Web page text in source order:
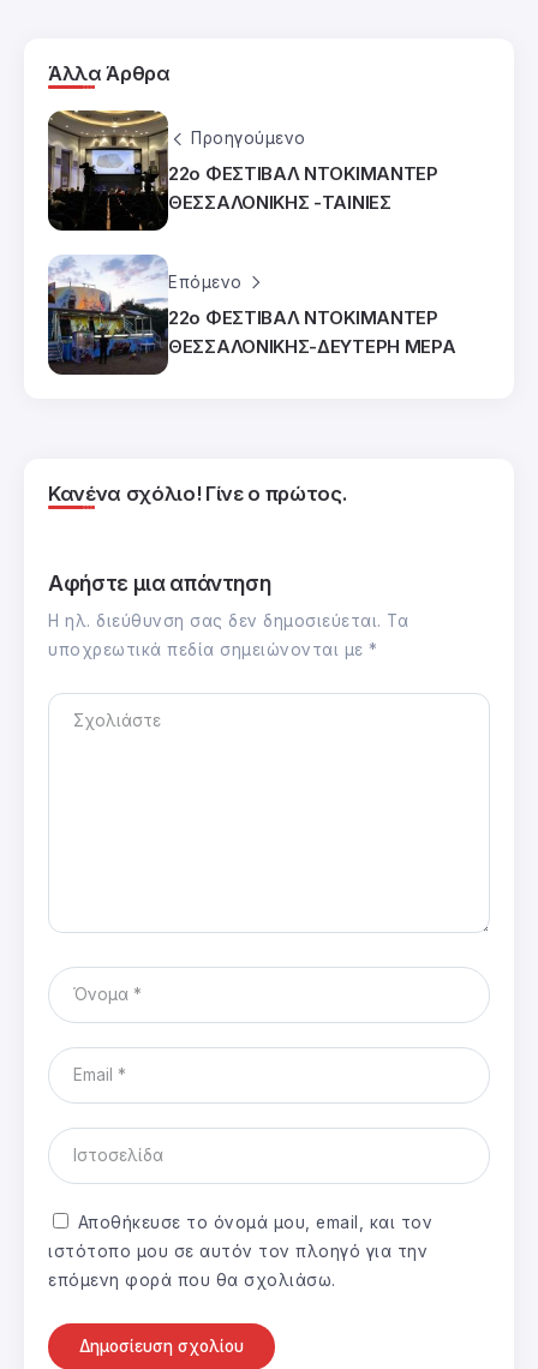
Άλλα Άρθρα
Προηγούμενο
22ο ΦΕΣΤΙΒΑΛ ΝΤΟΚΙΜΑΝΤΕΡ
ΘΕΣΣΑΛΟΝΙΚΗΣ -ΤΑΙΝΙΕΣ
Επόμενο
22ο ΦΕΣΤΙΒΑΛ ΝΤΟΚΙΜΑΝΤΕΡ
ΘΕΣΣΑΛΟΝΙΚΗΣ-ΔΕΥΤΕΡΗ ΜΕΡΑ
Κανένα σχόλιο! Γίνε ο πρώτος.
Αφήστε μια απάντηση
Η ηλ. διεύθυνση σας δεν δημοσιεύεται. Τα
υποχρεωτικά πεδία σημειώνονται με *
Αποθήκευσε το όνομά μου, email, και τον
ιστότοπο μου σε αυτόν τον πλοηγό για την
επόμενη φορά που θα σχολιάσω.